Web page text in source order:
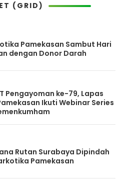
(GRID)
Pamekasan Sambut Hari
dengan Donor Darah
Pengayoman ke-79, Lapas
Ikuti Webinar Series
Rutan Surabaya Dipindah
Pamekasan